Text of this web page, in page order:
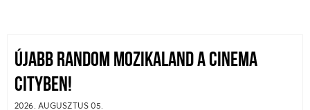
ÚJABB RANDOM MOZIKALAND A CINEMA
CITYBEN!
2026. AUGUSZTUS 05.